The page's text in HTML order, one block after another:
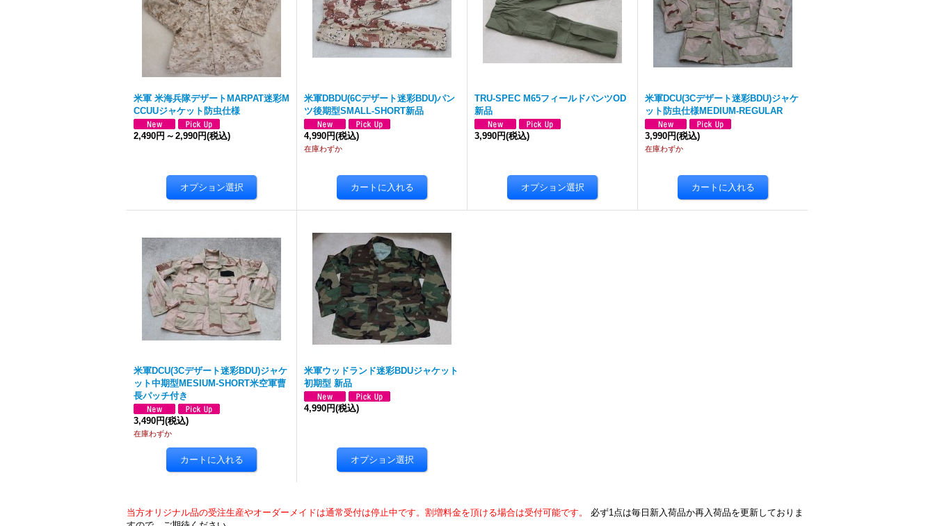
米軍 米海兵隊デザートMARPAT迷彩M
CCUUジャケット防虫仕様
2,490円 ～ 2,990円(税込)
米軍DBDU(6Cデザート迷彩BDU)パン
ツ後期型SMALL-SHORT新品
4,990円(税込)
在庫わずか
TRU-SPEC M65フィールドパンツOD
新品
3,990円(税込)
米軍DCU(3Cデザート迷彩BDU)ジャケ
ット防虫仕様MEDIUM-REGULAR
3,990円(税込)
在庫わずか
米軍DCU(3Cデザート迷彩BDU)ジャケ
ット中期型MESIUM-SHORT米空軍曹
長パッチ付き
3,490円(税込)
在庫わずか
米軍ウッドランド迷彩BDUジャケット
初期型 新品
4,990円(税込)
当方オリジナル品の受注生産やオーダーメイドは通常受付は停止中です。割増料金を頂ける場合は受付可能です。
必ず1点は毎日新入荷品か再入荷品を更新しておりま